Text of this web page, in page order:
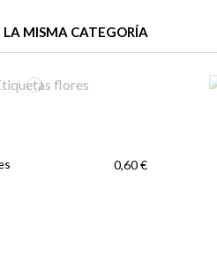
LA MISMA CATEGORÍA
0,60 €